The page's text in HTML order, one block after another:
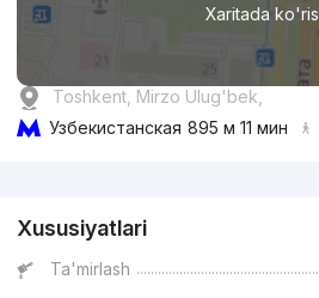
Xaritada
Toshkent, Mirzo Ulug'bek,
Узбекистанская 895 м 11 мин
Xususiyatlari
Ta'mirlash